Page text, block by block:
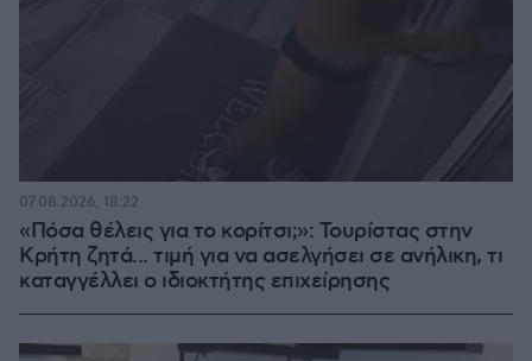
«Πόσα θέλεις για το κορίτσι;»: Τουρίστας στην
Κρήτη ζητά... τιμή για να ασελγήσει σε ανήλικη, τι
καταγγέλλει ο ιδιοκτήτης επιχείρησης
07.08.2026, 18:22